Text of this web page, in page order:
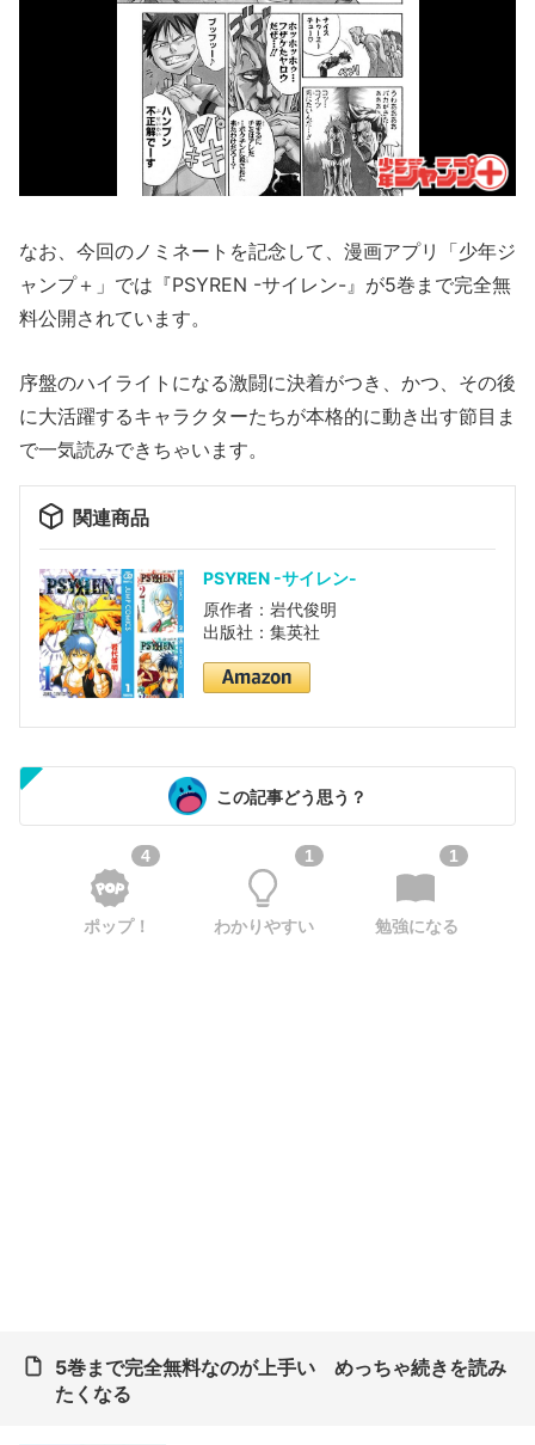
なお、今回のノミネートを記念して、漫画アプリ「少年ジ
ャンプ＋」では『PSYREN -サイレン-』が5巻まで完全無
料公開されています。
序盤のハイライトになる激闘に決着がつき、かつ、その後
に大活躍するキャラクターたちが本格的に動き出す節目ま
で一気読みできちゃいます。
関連商品
PSYREN -サイレン-
原作者：岩代俊明
出版社：集英社
この記事どう思う？
4
ポップ！
1
わかりやすい
1
勉強になる
5巻まで完全無料なのが上手い めっちゃ続きを読み
たくなる